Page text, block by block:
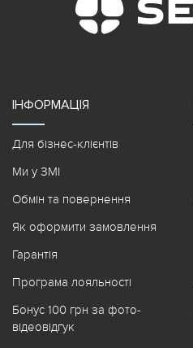
ІНФОРМАЦІЯ
Для бізнес-клієнтів
Ми у ЗМІ
Обмін та повернення
Як оформити замовлення
Гарантія
Програма лояльності
Бонус 100 грн за фото-
відеовідгук